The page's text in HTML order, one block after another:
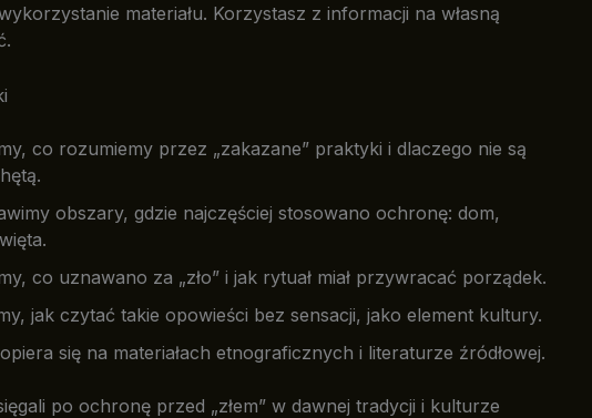
materiału. Korzystasz z informacji na własną
co rozumiemy przez „zakazane” praktyki i dlaczego nie są
obszary, gdzie najczęściej stosowano ochronę: dom,
co uznawano za „zło” i jak rytuał miał przywracać porządek.
jak czytać takie opowieści bez sensacji, jako element kultury.
się na materiałach etnograficznych i literaturze źródłowej.
po ochronę przed „złem” w dawnej tradycji i kulturze